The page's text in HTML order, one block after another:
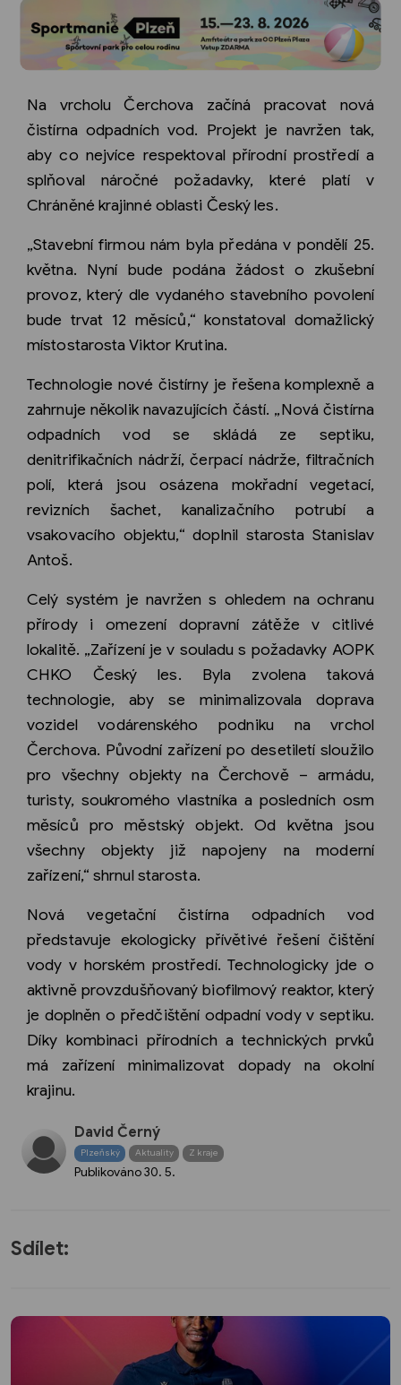
Na vrcholu Čerchova začíná pracovat nová
čistírna odpadních vod. Projekt je navržen tak,
aby co nejvíce respektoval přírodní prostředí a
splňoval náročné požadavky, které platí v
Chráněné krajinné oblasti Český les.
„Stavební firmou nám byla předána v pondělí 25.
května. Nyní bude podána žádost o zkušební
provoz, který dle vydaného stavebního povolení
bude trvat 12 měsíců,“ konstatoval domažlický
místostarosta Viktor Krutina.
Technologie nové čistírny je řešena komplexně a
zahrnuje několik navazujících částí. „Nová čistírna
odpadních vod se skládá ze septiku,
denitrifikačních nádrží, čerpací nádrže, filtračních
polí, která jsou osázena mokřadní vegetací,
revizních šachet, kanalizačního potrubí a
vsakovacího objektu,“ doplnil starosta Stanislav
Antoš.
Celý systém je navržen s ohledem na ochranu
přírody i omezení dopravní zátěže v citlivé
lokalitě. „Zařízení je v souladu s požadavky AOPK
CHKO Český les. Byla zvolena taková
technologie, aby se minimalizovala doprava
vozidel vodárenského podniku na vrchol
Čerchova. Původní zařízení po desetiletí sloužilo
pro všechny objekty na Čerchově – armádu,
turisty, soukromého vlastníka a posledních osm
měsíců pro městský objekt. Od května jsou
všechny objekty již napojeny na moderní
zařízení,“ shrnul starosta.
Nová vegetační čistírna odpadních vod
představuje ekologicky přívětivé řešení čištění
vody v horském prostředí. Technologicky jde o
aktivně provzdušňovaný biofilmový reaktor, který
je doplněn o předčištění odpadní vody v septiku.
Díky kombinaci přírodních a technických prvků
má zařízení minimalizovat dopady na okolní
krajinu.
David Černý
Plzeňský Aktuality Z kraje
Publikováno30. 5.
Sdílet: